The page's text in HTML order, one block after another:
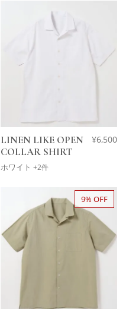
LINEN LIKE OPEN
COLLAR SHIRT
ホワイト +2件
¥6,500
9% OFF